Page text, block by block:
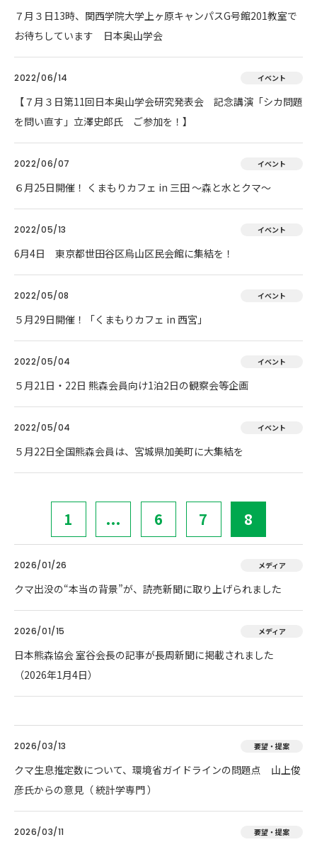
７月３日13時、関西学院大学上ヶ原キャンパスG号館201教室で
お待ちしています 日本奥山学会
2022/06/14 イベント
【７月３日第11回日本奥山学会研究発表会 記念講演「シカ問題
を問い直す」立澤史郎氏 ご参加を！】
2022/06/07 イベント
６月25日開催！ くまもりカフェ in 三田 ～森と水とクマ～
2022/05/13 イベント
6月4日 東京都世田谷区烏山区民会館に集結を！
2022/05/08 イベント
５月29日開催！「くまもりカフェ in 西宮」
2022/05/04 イベント
５月21日・22日 熊森会員向け1泊2日の観察会等企画
2022/05/04 イベント
５月22日全国熊森会員は、宮城県加美町に大集結を
1 ... 6 7 8
2026/01/26 メディア
クマ出没の“本当の背景”が、読売新聞に取り上げられました
2026/01/15 メディア
日本熊森協会 室谷会長の記事が長周新聞に掲載されました
（2026年1月4日）
2026/03/13 要望・提案
クマ生息推定数について、環境省ガイドラインの問題点 山上俊
彦氏からの意見（ 統計学専門 ）
2026/03/11 要望・提案